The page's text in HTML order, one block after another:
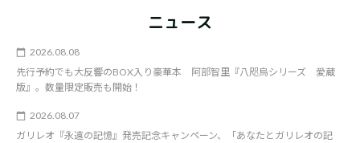
ニュース
2026.08.08
先行予約でも大反響のBOX入り豪華本 阿部智里『八咫烏シリーズ 愛蔵
版』。数量限定販売も開始！
2026.08.07
ガリレオ『永遠の記憶』発売記念キャンペーン、「あなたとガリレオの記